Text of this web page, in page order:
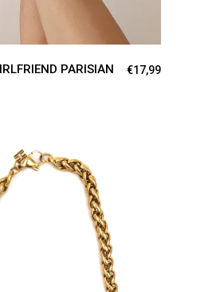
PARISIAN
€17,99